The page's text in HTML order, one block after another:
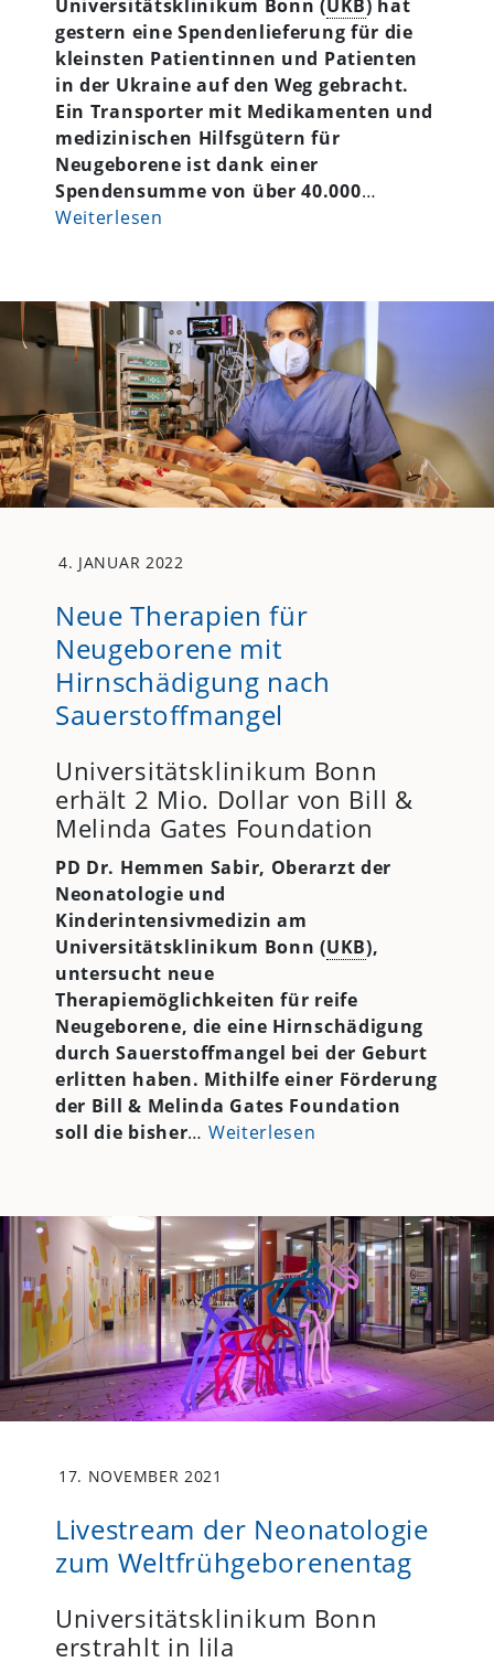
Universitätsklinikum Bonn (UKB) hat
gestern eine Spendenlieferung für die
kleinsten Patientinnen und Patienten
in der Ukraine auf den Weg gebracht.
Ein Transporter mit Medikamenten und
medizinischen Hilfsgütern für
Neugeborene ist dank einer
Spendensumme von über 40.000…
Weiterlesen
4. JANUAR 2022
Neue Therapien für
Neugeborene mit
Hirnschädigung nach
Sauerstoffmangel
Universitätsklinikum Bonn
erhält 2 Mio. Dollar von Bill &
Melinda Gates Foundation
PD Dr. Hemmen Sabir, Oberarzt der
Neonatologie und
Kinderintensivmedizin am
Universitätsklinikum Bonn (UKB),
untersucht neue
Therapiemöglichkeiten für reife
Neugeborene, die eine Hirnschädigung
durch Sauerstoffmangel bei der Geburt
erlitten haben. Mithilfe einer Förderung
der Bill & Melinda Gates Foundation
soll die bisher… Weiterlesen
17. NOVEMBER 2021
Livestream der Neonatologie
zum Weltfrühgeborenentag
Universitätsklinikum Bonn
erstrahlt in lila